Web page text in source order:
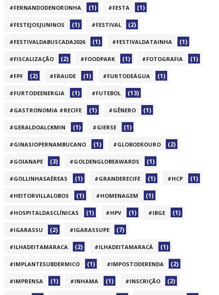
#FERNANDODENORONHA (1) #FESTA (1)
#FESTEJOSJUNINOS (1) #FESTIVAL (2)
#FESTIVALDABUSCADA2026 (1) #FESTIVALDATAINHA (1)
#FISCALIZAÇÃO (2) #FOODPARK (1) #FOTOGRAFIA (1)
#FPF (2) #FRAUDE (1) #FURTODEÁGUA (1)
#FURTODEENERGIA (1) #FUTEBOL (13)
#GASTRONOMIA #RECIFE (1) #GÊNERO (1)
#GERALDOALCKMIN (1) #GIERSE (1)
#GINASIOPERNAMBUCANO (1) #GLOBODEOURO (2)
#GOIANAPE (3) #GOLDENGLOBEAWARDS (1)
#GOLLINHASAÉREAS (1) #GRANDERECIFE (1) #HCP (1)
#HEITORVILLALOBOS (1) #HOMENAGEM (1)
#HOSPITALDASCLÍNICAS (1) #HPV (1) #IBGE (1)
#IGARASSU (2) #IGARASSUPE (7)
#ILHADEITAMARACA (2) #ILHADEITAMARACÁ (1)
#IMPLANTESUBDERMICO (1) #IMPOSTODERENDA (2)
#IMPRENSA (1) #INHAMA (1) #INSCRIÇÃO (2)